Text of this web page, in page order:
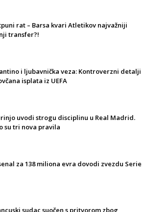
rat – Barsa kvari Atletikov najvažniji
transfer?!
i ljubavnička veza: Kontroverzni detalji
isplata iz UEFA
uvodi strogu disciplinu u Real Madrid.
su tri nova pravila
za 138 miliona evra dovodi zvezdu Serie
sudac suočen s pritvorom zbog